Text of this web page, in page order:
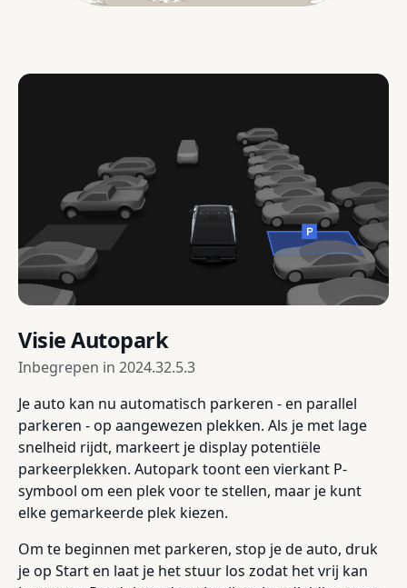
Visie Autopark
Inbegrepen in 2024.32.5.3
Je auto kan nu automatisch parkeren - en parallel
parkeren - op aangewezen plekken. Als je met lage
snelheid rijdt, markeert je display potentiële
parkeerplekken. Autopark toont een vierkant P-
symbool om een plek voor te stellen, maar je kunt
elke gemarkeerde plek kiezen.
Om te beginnen met parkeren, stop je de auto, druk
je op Start en laat je het stuur los zodat het vrij kan